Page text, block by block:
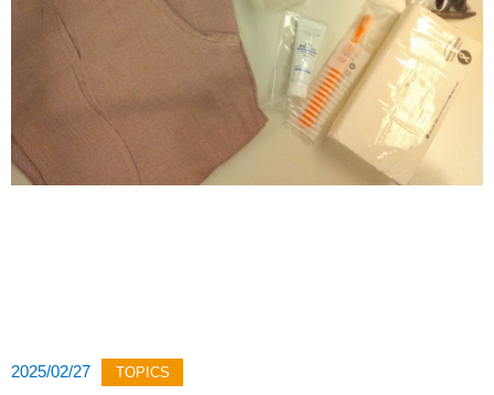
2025/02/27 TOPICS